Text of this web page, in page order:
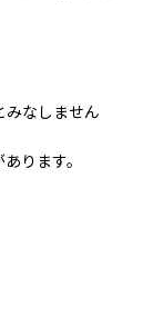
みなしません
ります。